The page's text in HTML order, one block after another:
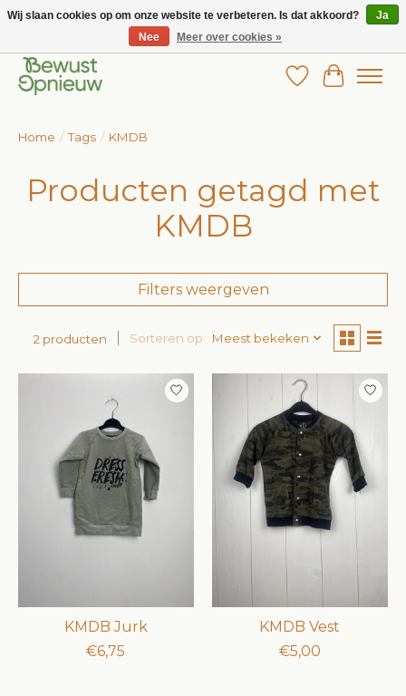
Wij bieden het grootste aanbod in betaalbare kinderkleding!
Verlanglijst
Home / Tags / KMDB
Producten getagd met
KMDB
Filters weergeven
2 producten Sorteren op Meest bekeken
KMDB Jurk
€6,75
KMDB Vest
€5,00
Wij slaan cookies op om onze website te verbeteren. Is dat akkoord?
Ja
Nee
Meer over cookies »